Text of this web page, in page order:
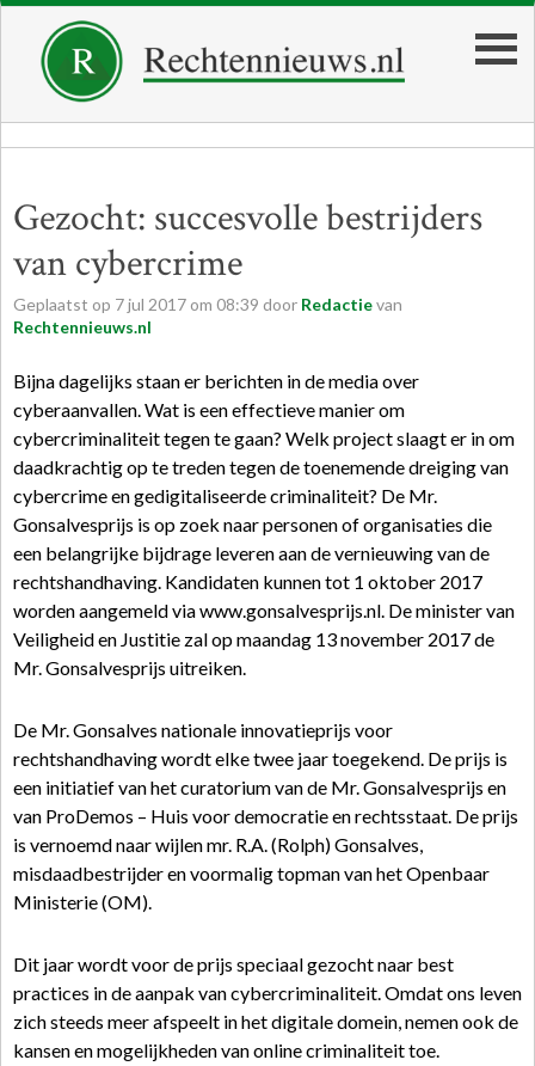
Gezocht: succesvolle bestrijders
van cybercrime
Geplaatst op 7jul 2017 om 08:39 door Redactievan
Rechtennieuws.nl
Bijna dagelijks staan er berichten in de media over
cyberaanvallen. Wat is een effectieve manier om
cybercriminaliteit tegen te gaan? Welk project slaagt er in om
daadkrachtig op te treden tegen de toenemende dreiging van
cybercrime en gedigitaliseerde criminaliteit? De Mr.
Gonsalvesprijs is op zoek naar personen of organisaties die
een belangrijke bijdrage leveren aan de vernieuwing van de
rechtshandhaving. Kandidaten kunnen tot 1 oktober 2017
worden aangemeld via www.gonsalvesprijs.nl. De minister van
Veiligheid en Justitie zal op maandag 13 november 2017 de
Mr. Gonsalvesprijs uitreiken.
De Mr. Gonsalves nationale innovatieprijs voor
rechtshandhaving wordt elke twee jaar toegekend. De prijs is
een initiatief van het curatorium van de Mr. Gonsalvesprijs en
van ProDemos – Huis voor democratie en rechtsstaat. De prijs
is vernoemd naar wijlen mr. R.A. (Rolph) Gonsalves,
misdaadbestrijder en voormalig topman van het Openbaar
Ministerie (OM).
Dit jaar wordt voor de prijs speciaal gezocht naar best
practices in de aanpak van cybercriminaliteit. Omdat ons leven
zich steeds meer afspeelt in het digitale domein, nemen ook de
kansen en mogelijkheden van online criminaliteit toe.